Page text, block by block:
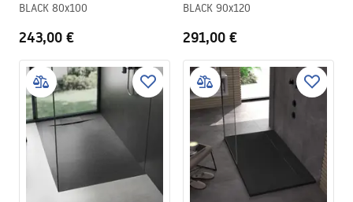
BLACK 80x100
243,00 €
BLACK 90x120
291,00 €